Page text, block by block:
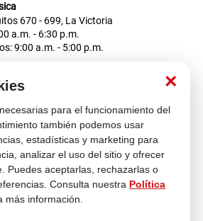
×
para el funcionamiento del
también podemos usar
estadísticas y marketing para
analizar el uso del sitio y ofrecer
Puedes aceptarlas, rechazarlas o
Consulta nuestra Política
más información.
670 - 699, La Victoria
a.m. - 6:30 p.m.
9:00 a.m. - 5:00 p.m.